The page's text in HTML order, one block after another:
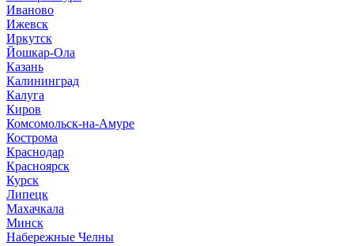
Иваново
Ижевск
Иркутск
Йошкар-Ола
Казань
Калининград
Калуга
Киров
Комсомольск-на-Амуре
Кострома
Краснодар
Красноярск
Курск
Липецк
Махачкала
Минск
Набережные Челны